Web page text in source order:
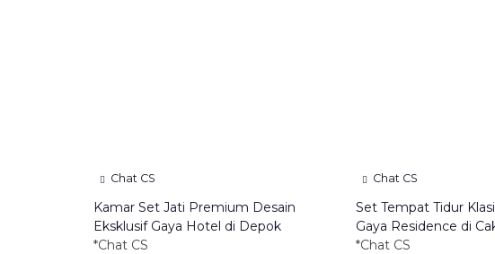
Chat CS
Kamar Set Jati Premium Desain
Eksklusif Gaya Hotel di Depok
*Chat CS
Chat CS
Set Tempat Tidur
Gaya Residence di
*Chat CS